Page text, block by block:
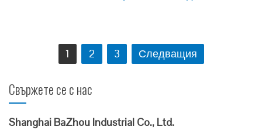
Навигация 1 2 3 Следващия
Свържете се с нас
Shanghai BaZhou Industrial Co., Ltd.